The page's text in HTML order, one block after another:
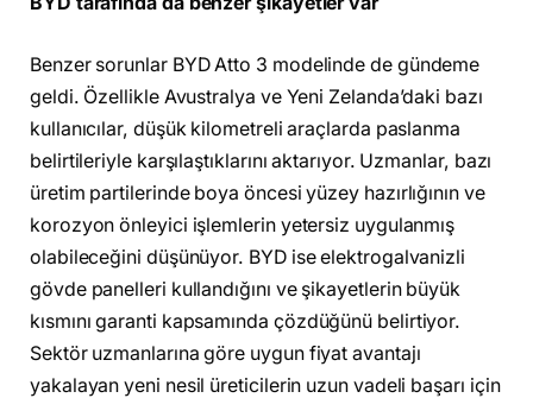
Benzer sorunlar BYD Atto 3 modelinde de gündeme
geldi. Özellikle Avustralya ve Yeni Zelanda’daki bazı
kullanıcılar, düşük kilometreli araçlarda paslanma
belirtileriyle karşılaştıklarını aktarıyor. Uzmanlar, bazı
üretim partilerinde boya öncesi yüzey hazırlığının ve
korozyon önleyici işlemlerin yetersiz uygulanmış
olabileceğini düşünüyor. BYD ise elektrogalvanizli
gövde panelleri kullandığını ve şikayetlerin büyük
kısmını garanti kapsamında çözdüğünü belirtiyor.
Sektör uzmanlarına göre uygun fiyat avantajı
yakalayan yeni nesil üreticilerin uzun vadeli başarı için